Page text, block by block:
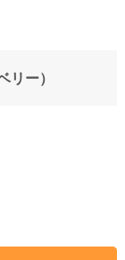
リー）